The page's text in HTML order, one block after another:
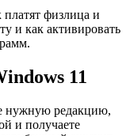
физлица и
и как активировать
11
нужную редакцию,
и получаете